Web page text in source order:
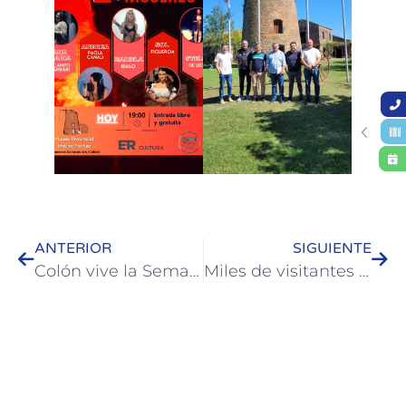
ANTERIOR
Colón vive la Semana Santa con una amplia agenda de propuestas turísticas y culturales
SIGUIENTE
Miles de visitantes disfrutan la Semana Santa en Colón con propuestas para toda la familia